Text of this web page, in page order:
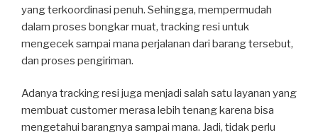
yang terkoordinasi penuh. Sehingga, mempermudah
dalam proses bongkar muat, tracking resi untuk
mengecek sampai mana perjalanan dari barang tersebut,
dan proses pengiriman.
Adanya tracking resi juga menjadi salah satu layanan yang
membuat customer merasa lebih tenang karena bisa
mengetahui barangnya sampai mana. Jadi, tidak perlu